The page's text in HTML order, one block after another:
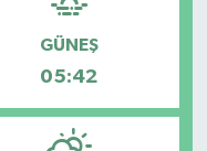
GÜNEŞ
05:42